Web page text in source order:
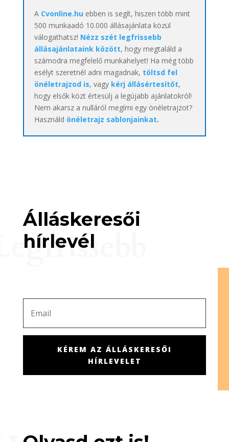
A Cvonline.huebben is segít, hiszen több mint
500 munkaadó 10.000 állásajánlata közül
válogathatsz! Nézz szét legfrissebb
állásajánlataink között, hogy megtaláld a
számodra megfelelő munkahelyet! Ha még több
esélyt szeretnél adni magadnak, töltsd fel
önéletrajzod is, vagy kérj állásértesítőt,
hogy elsők közt értesülj a legújabb ajánlatokról!
Nem akarsz a nulláról megírni egy önéletrajzot?
Használd önéletrajz sablonjainkat.
Álláskeresői
hírlevél
KÉREM AZ ÁLLÁSKERESŐI
HÍRLEVELET